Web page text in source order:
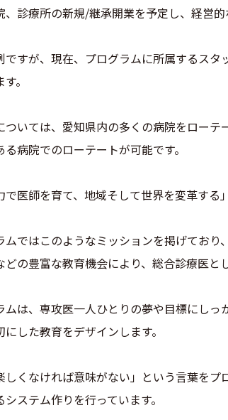
、診療所の新規/継承開業を予定し、経営
ですが、現在、プログラムに所属するス
。
ついては、愛知県内の多くの病院をロー
る病院でのローテートが可能です。
で医師を育て、地域そして世界を変革する」
ムではこのようなミッションを掲げてお
どの豊富な教育機会により、総合診療医
ムは、専攻医一人ひとりの夢や目標にし
した教育をデザインします。
しくなければ意味がない」という言葉を
システム作りを行っています。